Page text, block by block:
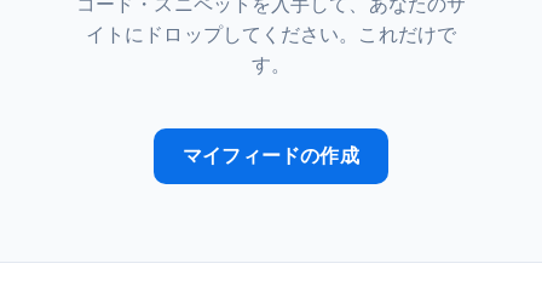
イトにドロップしてください。これだけで
す。
マイフィードの作成